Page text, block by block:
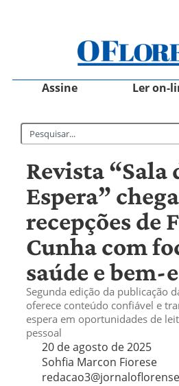
Assine Ler on-
Revista “Sala
Espera”
recepções de
Cunha com
saúde e bem-
Segunda edição da publicação
oferece conteúdo confiável e
espera em oportunidades de
pessoal
20 de agosto de 2025
Sohfia Marcon Fiorese